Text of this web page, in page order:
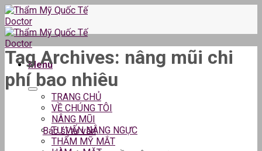
Skip
to
content
Menu
TRANG CHỦ
VỀ CHÚNG TÔI
NÂNG MŨI
TƯ VẤN NÂNG NGỰC
THẨM MỸ MẮT
Tag Archives: nâng mũi chi
phí bao nhiêu
Bác sĩ tư vấn